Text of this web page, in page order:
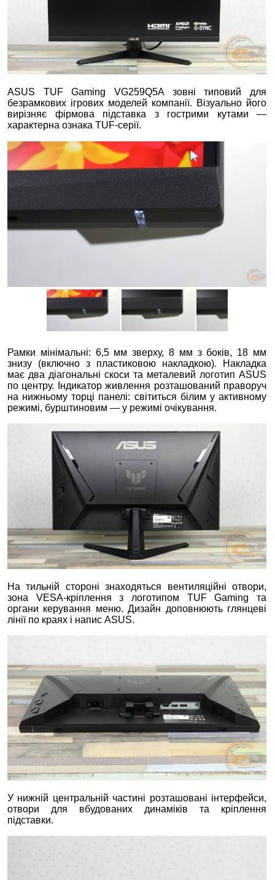
ASUS TUF Gaming VG259Q5A зовні типовий для
безрамкових ігрових моделей компанії. Візуально його
вирізняє фірмова підставка з гострими кутами —
характерна ознака TUF-серії.
Рамки мінімальні: 6,5 мм зверху, 8 мм з боків, 18 мм
знизу (включно з пластиковою накладкою). Накладка
має два діагональні скоси та металевий логотип ASUS
по центру. Індикатор живлення розташований праворуч
на нижньому торці панелі: світиться білим у активному
режимі, бурштиновим — у режимі очікування.
На тильній стороні знаходяться вентиляційні отвори,
зона VESA-кріплення з логотипом TUF Gaming та
органи керування меню. Дизайн доповнюють глянцеві
лінії по краях і напис ASUS.
У нижній центральній частині розташовані інтерфейси,
отвори для вбудованих динаміків та кріплення
підставки.